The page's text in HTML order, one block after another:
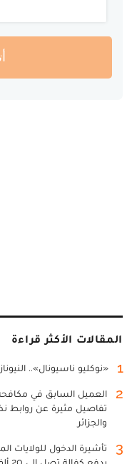
المقالات الأكثر قراءة
1 «نوكليو ناسيونال»..
2
العميل السابق في
تفاصيل مثيرة عن روابط
والجزائر
3